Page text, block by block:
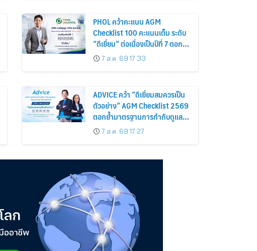
PHOL คว้าคะแนน AGM
Checklist 100 คะแนนเต็ม ระดับ
“ดีเยี่ยม” ต่อเนื่องเป็นปีที่ 7 ตอกย้ำ
การดำเนินธุรกิจตามหลักธรรมาภิ
บาล โปร่งใส สร้างความเชื่อมั่นผู้
7 ส.ค. 69 17:33
ADVICE คว้า “ดีเยี่ยมสมควรเป็น
ตัวอย่าง” AGM Checklist 2569
ตอกย้ำมาตรฐานการกำกับดูแล
กิจการที่ดี
7 ส.ค. 69 17:27